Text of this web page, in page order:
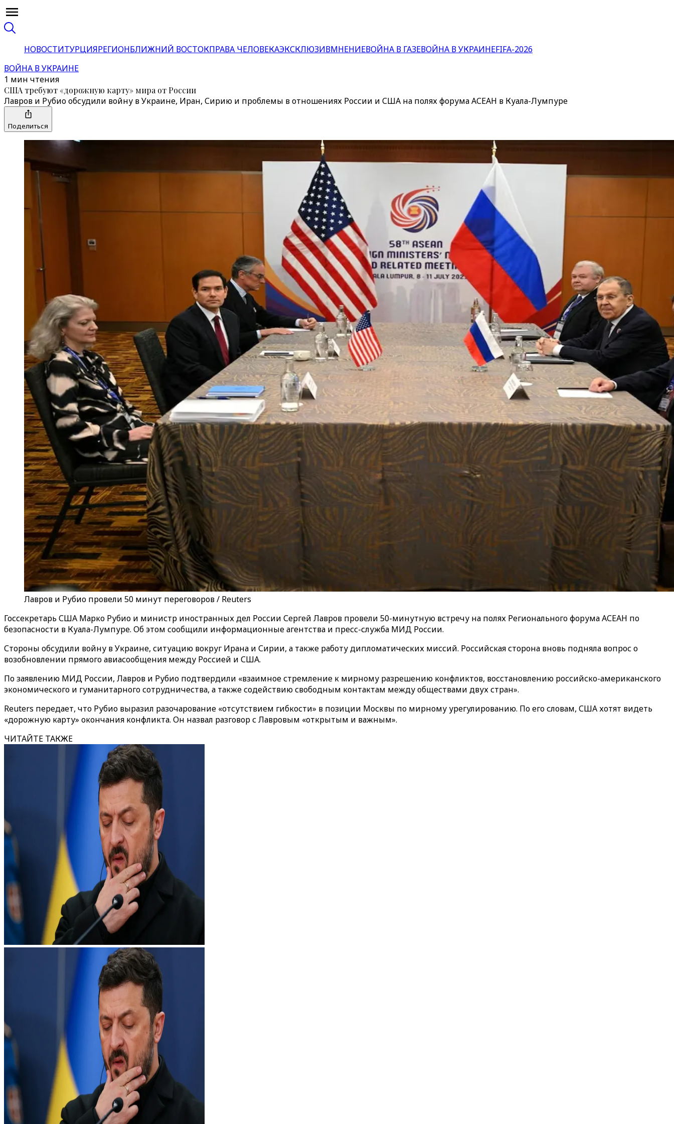
НОВОСТИТУРЦИЯРЕГИОНБЛИЖНИЙ ВОСТОКПРАВА ЧЕЛОВЕКАЭКСКЛЮЗИВМНЕНИЕВОЙНА В ГАЗЕВОЙНА В УКРАИНЕFIFA-2026
ВОЙНА В УКРАИНЕ
1 мин чтения
США требуют «дорожную карту» мира от России
Лавров и Рубио обсудили войну в Украине, Иран, Сирию и проблемы в отношениях России и США на полях форума АСЕАН в Куала-Лумпуре
Поделиться
Лавров и Рубио провели 50 минут переговоров / Reuters
Госсекретарь США Марко Рубио и министр иностранных дел России Сергей Лавров провели 50-минутную встречу на полях Регионального форума АСЕАН по
безопасности в Куала-Лумпуре. Об этом сообщили информационные агентства и пресс-служба МИД России.
Стороны обсудили войну в Украине, ситуацию вокруг Ирана и Сирии, а также работу дипломатических миссий. Российская сторона вновь подняла вопрос о
возобновлении прямого авиасообщения между Россией и США.
По заявлению МИД России, Лавров и Рубио подтвердили «взаимное стремление к мирному разрешению конфликтов, восстановлению российско-американского
экономического и гуманитарного сотрудничества, а также содействию свободным контактам между обществами двух стран».
Reuters передает, что Рубио выразил разочарование «отсутствием гибкости» в позиции Москвы по мирному урегулированию. По его словам, США хотят видеть
«дорожную карту» окончания конфликта. Он назвал разговор с Лавровым «открытым и важным».
ЧИТАЙТЕ ТАКЖЕ